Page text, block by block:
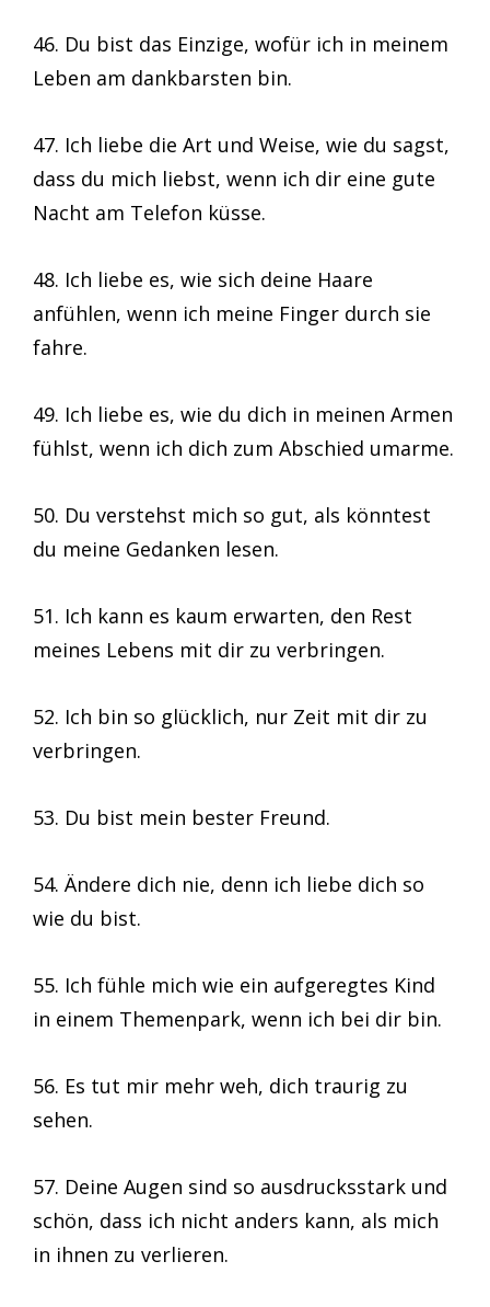
46. Du bist das Einzige, wofür ich in meinem
Leben am dankbarsten bin.
47. Ich liebe die Art und Weise, wie du sagst,
dass du mich liebst, wenn ich dir eine gute
Nacht am Telefon küsse.
48. Ich liebe es, wie sich deine Haare
anfühlen, wenn ich meine Finger durch sie
fahre.
49. Ich liebe es, wie du dich in meinen Armen
fühlst, wenn ich dich zum Abschied umarme.
50. Du verstehst mich so gut, als könntest
du meine Gedanken lesen.
51. Ich kann es kaum erwarten, den Rest
meines Lebens mit dir zu verbringen.
52. Ich bin so glücklich, nur Zeit mit dir zu
verbringen.
53. Du bist mein bester Freund.
54. Ändere dich nie, denn ich liebe dich so
wie du bist.
55. Ich fühle mich wie ein aufgeregtes Kind
in einem Themenpark, wenn ich bei dir bin.
56. Es tut mir mehr weh, dich traurig zu
sehen.
57. Deine Augen sind so ausdrucksstark und
schön, dass ich nicht anders kann, als mich
in ihnen zu verlieren.